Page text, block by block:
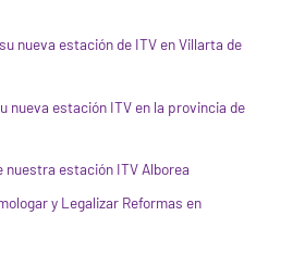
nueva estación de ITV en Villarta de
nueva estación ITV en la provincia de
nuestra estación ITV Alborea
y Legalizar Reformas en